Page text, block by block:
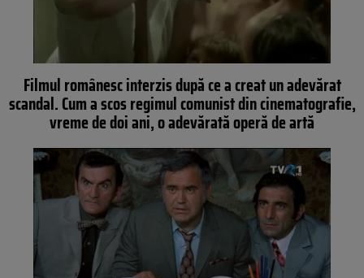
Filmul românesc interzis după ce a creat un adevărat
scandal. Cum a scos regimul comunist din cinematografie,
vreme de doi ani, o adevărată operă de artă